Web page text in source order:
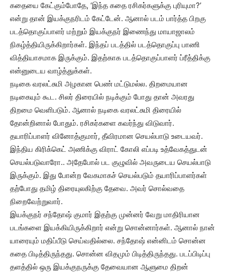
கதையை கேட்கும்போதே, ‘இந்த கதை ரசிகர்களுக்கு புரியுமா?’
என்று தான் இயக்குநரிடம் கேட்டேன். ஆனால் படம் பார்த்த பிறகு
படத்தொகுப்பாளர் மற்றும் இயக்குநர் இணைந்து மாயாஜாலம்
நிகழ்த்தியிருக்கிறார்கள். இந்தப் படத்தில் படத்தொகுப்பு பாணி
வித்தியாசமாக இருக்கும். இதற்காக படத்தொகுப்பாளர் ப்ரீத்திக்கு
என்னுடைய வாழ்த்துக்கள்.
நடிகை வரலட்சுமி அழகான பெண் மட்டுமல்ல. திறமையான
நடிகையும் கூட. சிலர் திரையில் நடிக்கும் போது தான் அவரது
திறமை வெளிபடும். ஆனால் நடிகை வரலட்சுமி திரையில்
தோன்றினால் போதும். ரசிகர்களை கவர்ந்து விடுவார்.
தயாரிப்பாளர் வினோத்குமார், தீவிரமான செயல்பாடு உடையவர்.
இந்திய கிரிக்கெட் அணிக்கு விராட் கோலி எப்படி உத்வேகத்துடன்
செயல்படுவாரோ.. அதேபோல் பட குழுவில் அவருடைய செயல்பாடு
இருக்கும். இது போன்ற வேகமாகச் செயல்படும் தயாரிப்பாளர்கள்
தற்போது தமிழ் திரையுலகிற்கு தேவை. அவர் சொல்வதை
நிறைவேற்றுவார்.
இயக்குநர் சந்தோஷ் குமார் இதற்கு முன்னர் வேறு மாதிரியான
படங்களை இயக்கியிருக்கிறார் என்று சொன்னார்கள். ஆனால் நான்
யாரையும் மதிப்பீடு செய்வதில்லை. சந்தோஷ் என்னிடம் சொன்ன
கதை பிடித்திருந்தது. சொன்ன விதமும் பிடித்திருந்தது. படப்பிடிப்பு
தளத்தில் ஒரு இயக்குநருக்கு தேவையான ஆளுமை திறன்